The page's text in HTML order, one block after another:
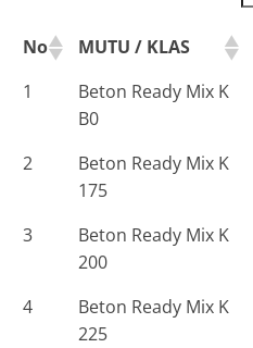
No MUTU / KLAS
1
Beton Ready Mix K
B0
2
Beton Ready Mix K
175
3
Beton Ready Mix K
200
4
Beton Ready Mix K
225